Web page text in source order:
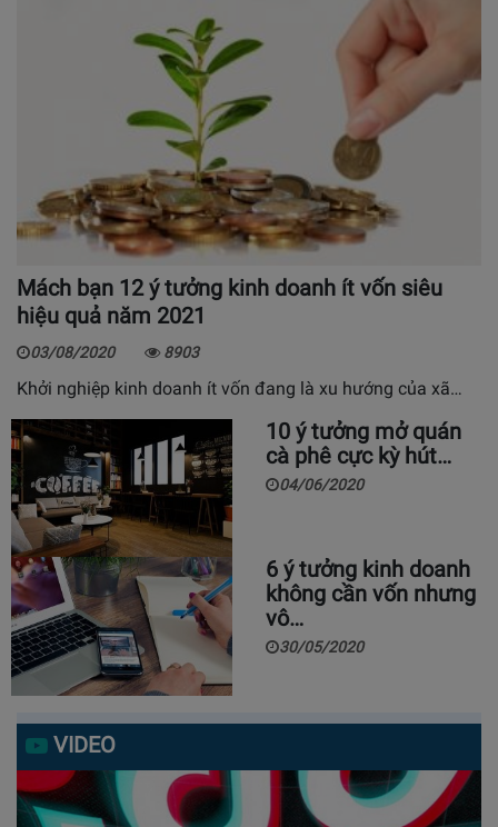
Mách bạn 12 ý tưởng kinh doanh ít vốn siêu
hiệu quả năm 2021
03/08/2020 8903
Khởi nghiệp kinh doanh ít vốn đang là xu hướng của xã…
10 ý tưởng mở quán
cà phê cực kỳ hút…
04/06/2020
6 ý tưởng kinh doanh
không cần vốn nhưng
vô…
30/05/2020
VIDEO